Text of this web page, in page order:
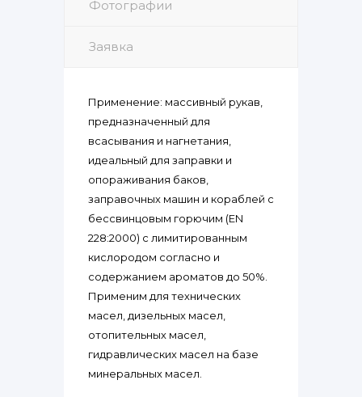
Фотографии
Заявка
Применение: массивный рукав,
предназначенный для
всасывания и нагнетания,
идеальный для заправки и
опораживания баков,
заправочных машин и кораблей с
бессвинцовым горючим (EN
228:2000) с лимитированным
кислородом согласно и
содержанием ароматов до 50%.
Применим для технических
масел, дизельных масел,
отопительных масел,
гидравлических масел на базе
минеральных масел.